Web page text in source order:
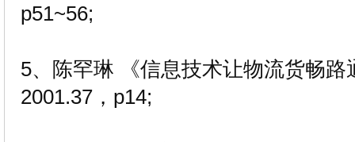
p51~56;
5、陈罕琳 《信息技术让物流货畅路
2001.37，p14;